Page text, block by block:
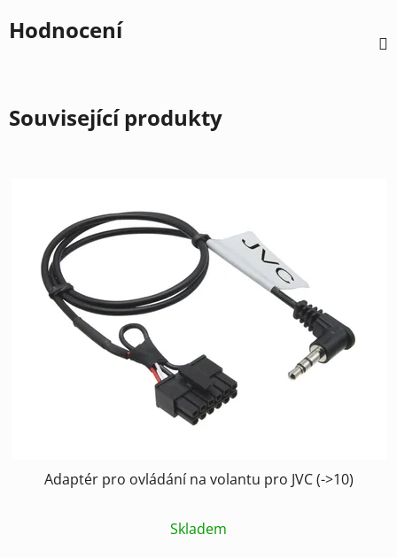
Hodnocení
Související produkty
Adaptér pro ovládání na volantu pro JVC (->10)
Skladem